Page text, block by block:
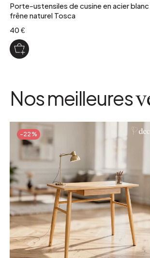
Porte-ustensiles de cusine en acier
frêne naturel Tosca
40 €
Nos meilleures
-22%